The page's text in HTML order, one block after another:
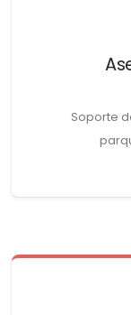
Soporte